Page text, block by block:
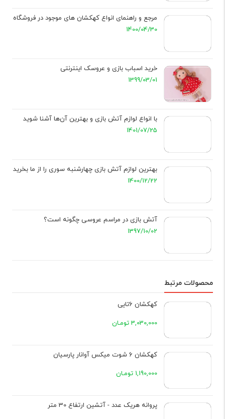
مرجع و راهنمای انواع کهکشان های موجود در فروشگاه
1400/04/30
خرید اسباب بازی و عروسک اینترنتی
1399/03/01
با انواع لوازم آتش بازی و بهترین آن‌ها آشنا شوید
1401/07/25
بهترین لوازم آتش بازی چهارشنبه سوری را از ما بخرید
1400/12/22
آتش بازی در مراسم عروسی چگونه است؟
1397/10/02
محصولات مرتبط
کهکشان 6تایی
3,030,000 تومـان
کهکشان 6 شوت میکس آوانار پارسیان
1,190,000 تومـان
پروانه هریک عدد - آتشین ارتفاع 30 متر